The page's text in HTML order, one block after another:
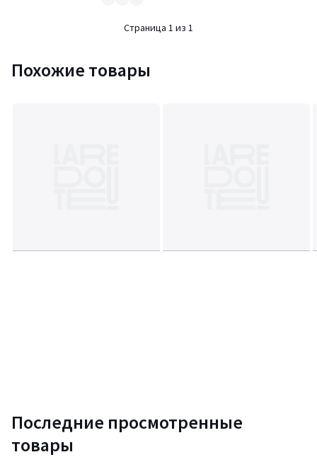
Страница 1 из 1
Похожие товары
Последние просмотренные
товары